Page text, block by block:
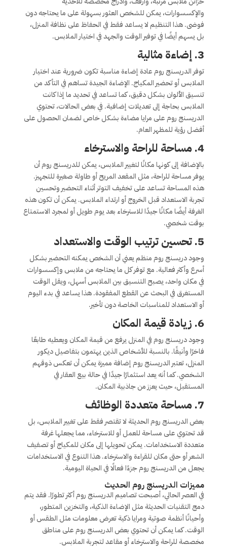
والإكسسوارات، يمكن للشخص العثور بسهولة على ما يحتاجه دون
فوضى. هذا التنظيم لا يساعد فقط في الحفاظ على نظافة المنزل،
بل يسهم أيضًا في توفير الوقت والجهد في اختيار الملابس.
3. إضاءة مثالية
توفر الدريسنج روم عادة إضاءة مناسبة تكون ضرورية عند اختيار
الملابس أو تحضير المكياج. الإضاءة الجيدة تساهم في التأكد من
تنسيق الألوان بشكل دقيق، كما تساعد في تحديد ما إذا كانت
الملابس بحاجة إلى تعديلات إضافية. في بعض الحالات، تحتوي
الدريسنج روم على مرايا مضاءة بشكل خاص لضمان الحصول على
أفضل رؤية للمظهر العام.
4. مساحة للراحة والاسترخاء
بالإضافة إلى كونها مكانًا لتغيير الملابس، يمكن للدريسنج روم أن
يوفر مساحة للراحة، مثل المقعد المريح أو طاولة صغيرة للتجهيز.
هذه المساحة تساعد على تخفيف التوتر أثناء التحضير وتحسين
تجربة الاستعداد قبل الخروج أو ارتداء الملابس. يمكن أن تكون هذه
الغرفة أيضًا مكانًا جيدًا للاسترخاء بعد يوم طويل أو لمجرد الاستمتاع
بوقت شخصي.
5. تحسين ترتيب الوقت والاستعداد
وجود دريسنج روم منظم يعني أن الشخص يمكنه التحضير بشكل
أسرع وأكثر فعالية. مع توفر كل ما يحتاجه من ملابس وإكسسوارات
في مكان واحد، يصبح التنسيق بين الملابس أسهل، ويقل الوقت
المستغرق في البحث عن القطع المفقودة. هذا يساعد في بدء اليوم
أو الاستعداد للمناسبات الخاصة دون تأخير.
6. زيادة قيمة المكان
وجود دريسنج روم في المنزل يرفع من قيمة المكان ويعطيه طابعًا
فاخرًا وأنيقًا. بالنسبة للأشخاص الذين يهتمون بتفاصيل ديكور
المنزل، تعتبر الدريسنج روم إضافة مميزة يمكن أن تعكس ذوقهم
الشخصي. كما أنه يعد استثمارًا جيدًا في حالة بيع العقار في
المستقبل، حيث يعزز من جاذبية المكان.
7. مساحة متعددة الوظائف
بعض الدريسنج روم الحديثة لا تقتصر فقط على تغيير الملابس، بل
قد تحتوي على مساحة للعمل أو للاسترخاء، مما يجعلها غرفة
متعددة الاستخدامات. يمكن تحويلها إلى مكان للمكياج أو تصفيف
الشعر أو حتى مكان للقراءة والاسترخاء. هذا التنوع في الاستخدامات
يجعل من الدريسنج روم جزءًا فعالًا في الحياة اليومية.
مميزات الدريسنج روم الحديث
في العصر الحالي، أصبحت تصاميم الدريسنج روم أكثر تطورًا. فقد يتم
دمج التقنيات الحديثة مثل الإضاءة الذكية، والتخزين المتطور،
وأحيانًا أنظمة صوتية ومرايا ذكية تعرض معلومات مثل الطقس أو
الوقت. كما يمكن أن تحتوي بعض الدريسنج روم على مناطق
مخصصة للراحة والاسترخاء أو مقاعد لتجربة الملابس.